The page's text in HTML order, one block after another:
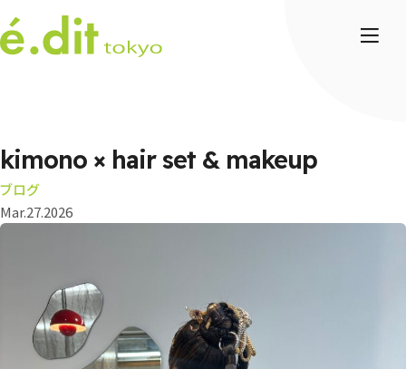
kimono × hair set & makeup
ブログ
Mar.27.2026